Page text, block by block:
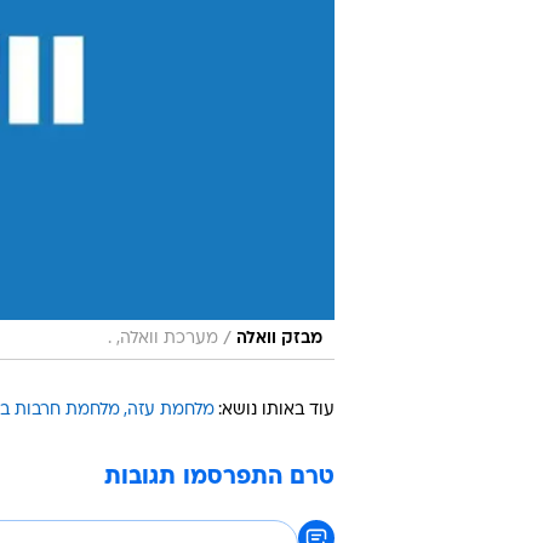
מבזק וואלה / מערכת וואלה, .
עוד באותו נושא: מלחמת עזה מלחמת חרבות
טרם התפרסמו תגובות